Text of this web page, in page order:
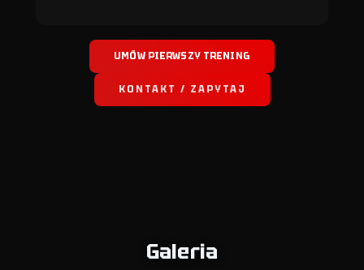
UMÓW PIERWSZY TRENING
KONTAKT / ZAPYTAJ
Galeria